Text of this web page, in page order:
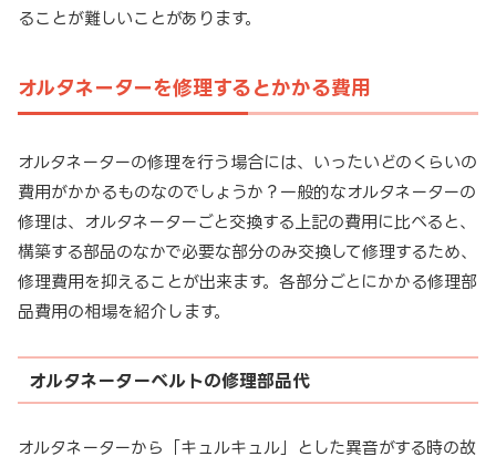
ることが難しいことがあります。
オルタネーターを修理するとかかる費用
オルタネーターの修理を行う場合には、いったいどのくらいの
費用がかかるものなのでしょうか？一般的なオルタネーターの
修理は、オルタネーターごと交換する上記の費用に比べると、
構築する部品のなかで必要な部分のみ交換して修理するため、
修理費用を抑えることが出来ます。各部分ごとにかかる修理部
品費用の相場を紹介します。
オルタネーターベルトの修理部品代
オルタネーターから「キュルキュル」とした異音がする時の故